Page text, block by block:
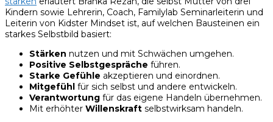
Kindern sowie Lehrerin, Coach, Familylab Seminarleiterin und
Leiterin von Kidster Mindset ist, auf welchen Bausteinen ein
starkes Selbstbild basiert:
Stärken nutzen und mit Schwächen umgehen.
Positive Selbstgespräche führen.
Starke Gefühle akzeptieren und einordnen.
Mitgefühl für sich selbst und andere entwickeln.
Verantwortung für das eigene Handeln übernehmen.
Mit erhöhter Willenskraft selbstwirksam handeln.